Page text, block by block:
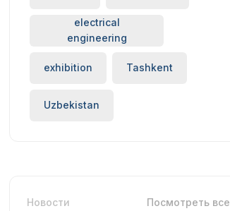
electrical
engineering
exhibition Tashkent
Uzbekistan
Новости Посмотреть все